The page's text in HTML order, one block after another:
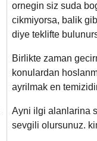
ornegin siz suda
cikmiyorsa, balik
diye teklifte
Birlikte zaman
konulardan
ayrilmak en
Ayni ilgi alanlarina
sevgili olursunuz.